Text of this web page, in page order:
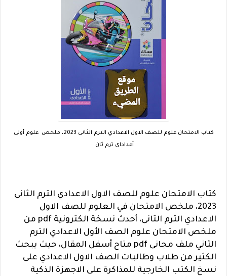
كتاب الامتحان علوم للصف الاول الاعدادي الترم الثانى 2023، ملخص علوم أولى
أعداداى ترم ثان
كتاب الامتحان علوم للصف الاول الاعدادي الترم الثانى
2023، ملخص الامتحان في العلوم للصف الاول
الاعدادي الترم الثانى، أحدث نسخة الكترونية pdf من
ملخص الامتحان علوم الصف الأول الاعدادي الترم
الثاني ملف مجانى pdf متاح أسفل المقال، حيث يبحث
الكثير من طلاب وطالبات الصف الاول الاعدادي على
نسخ الكتب الخارجية للمذاكرة على الاجهزة الذكية